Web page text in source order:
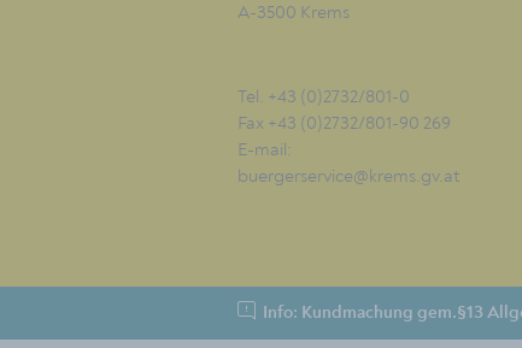
A-3500 Krems
Tel. +43 (0)2732/801-0
Fax +43 (0)2732/801-90 269
E-mail:
buergerservice@krems.gv.at
Info: Kundmachung gem.§13